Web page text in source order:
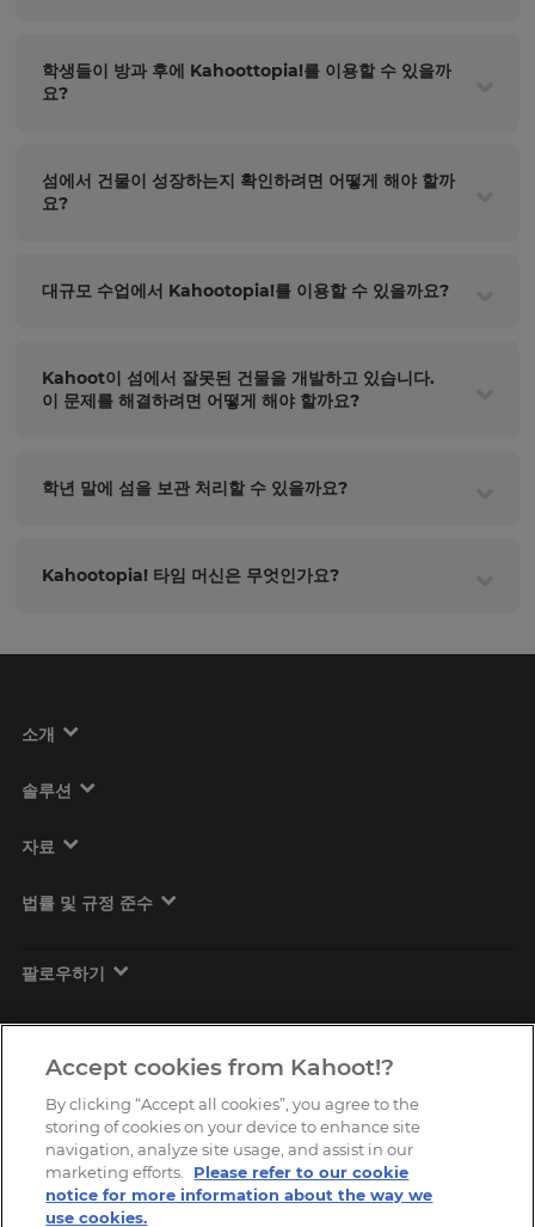
학생들이 방과 후에 Kahoottopia!를 이용할 수 있을까
요?
섬에서 건물이 성장하는지 확인하려면 어떻게 해야 할까
요?
대규모 수업에서 Kahootopia!를 이용할 수 있을까요?
Kahoot이 섬에서 잘못된 건물을 개발하고 있습니다.
이 문제를 해결하려면 어떻게 해야 할까요?
학년 말에 섬을 보관 처리할 수 있을까요?
Kahootopia! 타임 머신은 무엇인가요?
소개
솔루션
자료
법률 및 규정 준수
팔로우하기
Copyright © 2026, Kahoot! All Rights Reserved.
Accept cookies from Kahoot!?
By clicking “Accept all cookies”, you agree to the
storing of cookies on your device to enhance site
navigation, analyze site usage, and assist in our
marketing efforts.
Please refer to our cookie
notice for more information about the way we
use cookies.